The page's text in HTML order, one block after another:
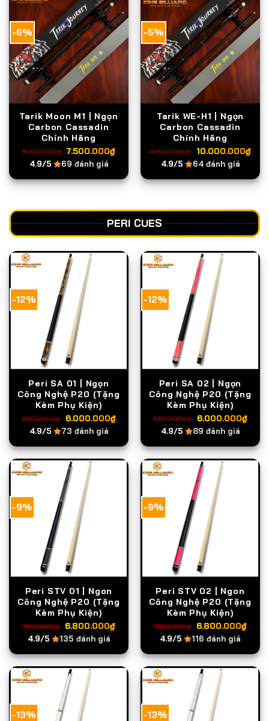
-6%
Tarik Moon M1 | Ngọn
Carbon Cassadin
Chính Hãng
8.000.000₫ Giá
gốc
là:
8.000.000₫.
7.500.000₫Giá
tại
là:
4.9/5 69 đánh giá
-5%
Tarik WE-H1 | Ngọn
Carbon Cassadin
Chính Hãng
10.500.000₫ Giá
gốc
là:
10.500.000₫.
10.000.000₫Giá
tại
là:
4.9/5 64 đánh giá
PERI CUES
-12%
Peri SA 01 | Ngọn
Công Nghệ P20 (Tặng
Kèm Phụ Kiện)
6.800.000₫ Giá
gốc
là:
6.800.000₫.
6.000.000₫Giá
tại
là:
6.000.000₫.
4.9/5 73 đánh giá
-12%
Peri SA 02 | Ngọn
Công Nghệ P20 (Tặng
Kèm Phụ Kiện)
6.800.000₫ Giá
gốc
là:
6.800.000₫.
6.000.000₫Giá
tại
là:
4.9/5 89 đánh giá
-9%
Peri STV 01 | Ngon
Công Nghệ P20 (Tặng
Kèm Phụ Kiện)
7.500.000₫ Giá
gốc
là:
7.500.000₫.
6.800.000₫Giá
tại
là:
6.800.000₫.
4.9/5 135 đánh giá
-9%
Peri STV 02 | Ngon
Công Nghệ P20 (Tặng
Kèm Phụ Kiện)
7.500.000₫ Giá
gốc
là:
7.500.000₫.
6.800.000₫Giá
tại
là:
4.9/5 116 đánh giá
-13% -13%